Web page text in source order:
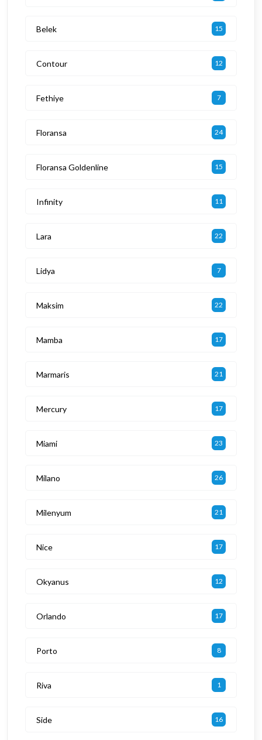
Belek 15
Contour 12
Fethiye 7
Floransa 24
Floransa Goldenline 15
Infinity 11
Lara 22
Lidya 7
Maksim 22
Mamba 17
Marmaris 21
Mercury 17
Miami 23
Milano 26
Milenyum 21
Nice 17
Okyanus 12
Orlando 17
Porto 8
Riva 1
Side 16